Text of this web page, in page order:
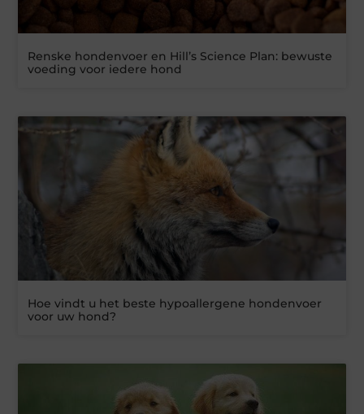
Renske hondenvoer en Hill’s Science Plan: bewuste
voeding voor iedere hond
Hoe vindt u het beste hypoallergene hondenvoer
voor uw hond?